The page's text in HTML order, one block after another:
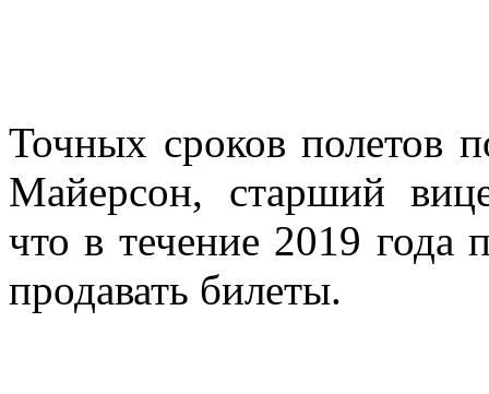
Точных сроков полетов
Майерсон, старший
что в течение 2019 года
продавать билеты.